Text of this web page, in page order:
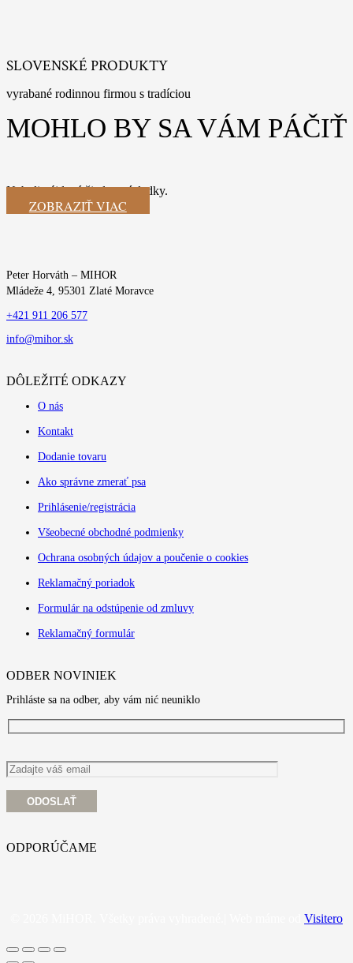
SLOVENSKÉ PRODUKTY
vyrabané rodinnou firmou s tradíciou
MOHLO BY SA VÁM PÁČIŤ
Neboli nájdené žiadne výsledky.
ZOBRAZIŤ VIAC
Peter Horváth – MIHOR
Mládeže 4, 95301 Zlaté Moravce
+421 911 206 577
info@mihor.sk
DÔLEŽITÉ ODKAZY
O nás
Kontakt
Dodanie tovaru
Ako správne zmerať psa
Prihlásenie/registrácia
Všeobecné obchodné podmienky
Ochrana osobných údajov a poučenie o cookies
Reklamačný poriadok
Formulár na odstúpenie od zmluvy
Reklamačný formulár
ODBER NOVINIEK
Prihláste sa na odber, aby vám nić neuniklo
ODPORÚČAME
Visitero